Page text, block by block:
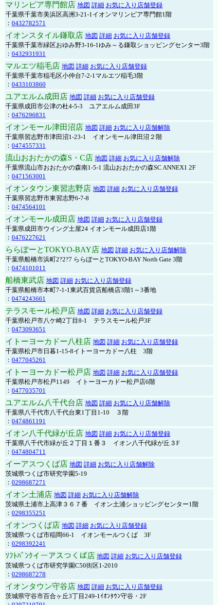
マリンピア専門館店 地図 詳細 お気に入り店舗登録
千葉県千葉市美浜区高洲3-21-1イオンマリンピア専門館1階
： 0432782571
イオンスタイル鎌取店 地図 詳細 お気に入り店舗登録
千葉県千葉市緑区おゆみ野3-16-1ゆみ～る鎌取ショッピングセンター3階
： 0432931931
マルエツ稲毛店 地図 詳細 お気に入り店舗登録
千葉県千葉市稲毛区小仲台7-2-1マルエツ稲毛3階
： 0433103860
ユアエルム成田店 地図 詳細 お気に入り店舗登録
千葉県成田市公津の杜4-5-3 ユアエルム成田3F
： 0476296831
イオンモール津田沼店 地図 詳細 お気に入り店舗解除
千葉県習志野市津田沼1-23-1 イオンモール津田沼２階
： 0474557331
流山おおたかの森S・C店 地図 詳細 お気に入り店舗解除
千葉県流山市おおたかの森南1-5-1 流山おおたかの森SC ANNEX1 2F
： 0471563001
イオンタウン東習志野店 地図 詳細 お気に入り店舗登録
千葉県習志野市東習志野6-7-8
： 0474564101
イオンモール成田店 地図 詳細 お気に入り店舗登録
千葉県成田市ウイング土屋24 イオンモール成田店1階
： 0476227621
ららぽーとTOKYO-BAY店 地図 詳細 お気に入り店舗解除
千葉県船橋市浜町2?2?7 ららぽーとTOKYO-BAY North Gate 3階
： 0474101011
船橋東武店 地図 詳細 お気に入り店舗登録
千葉県船橋市本町7-1-1東武百貨店船橋店3階1～3番地
： 0474243661
テラスモール松戸店 地図 詳細 お気に入り店舗登録
千葉県松戸市八ケ崎2丁目8-1 テラスモール松戸3F
： 0473093651
イトーヨーカドー八柱店 地図 詳細 お気に入り店舗登録
千葉県松戸市日暮1-15-8イトーヨーカドー八柱 3階
： 0477045261
イトーヨーカドー松戸店 地図 詳細 お気に入り店舗登録
千葉県松戸市松戸1149 イトーヨーカドー松戸店6階
： 0477035701
ユアエルム八千代台店 地図 詳細 お気に入り店舗解除
千葉県八千代市八千代台東1丁目1-10 ３階
： 0474861191
イオン八千代緑が丘店 地図 詳細 お気に入り店舗登録
千葉県八千代市緑が丘２丁目１番３ イオン八千代緑が丘３F
： 0474804711
イーアスつくば店 地図 詳細 お気に入り店舗解除
茨城県つくば市研究学園5-19
： 0298687271
イオン土浦店 地図 詳細 お気に入り店舗解除
茨城県土浦市上高津３６７番 イオン土浦ショッピングセンター1階
： 0298355251
イオンつくば店 地図 詳細 お気に入り店舗登録
茨城県つくば市稲岡66-1 イオンモールつくば 3F
： 0298392241
ｿﾌﾄﾊﾞﾝｸイーアスつくば店 地図 詳細 お気に入り店舗登録
茨城県つくば市研究学園C50街区1-2010
： 0298687278
イオンタウン守谷店 地図 詳細 お気に入り店舗登録
茨城県守谷市百合ヶ丘3丁目249-1ｲｵﾝﾀｳﾝ守谷・2F